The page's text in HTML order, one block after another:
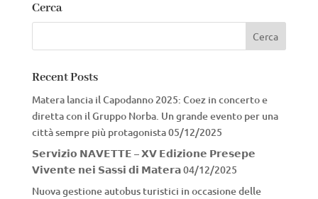
Cerca
Recent Posts
Matera lancia il Capodanno 2025: Coez in concerto e
diretta con il Gruppo Norba. Un grande evento per una
città sempre più protagonista05/12/2025
𝗦𝗲𝗿𝘃𝗶𝘇𝗶𝗼 𝗡𝗔𝗩𝗘𝗧𝗧𝗘 – 𝗫𝗩 𝗘𝗱𝗶𝘇𝗶𝗼𝗻𝗲 𝗣𝗿𝗲𝘀𝗲𝗽𝗲
𝗩𝗶𝘃𝗲𝗻𝘁𝗲 𝗻𝗲𝗶 𝗦𝗮𝘀𝘀𝗶 𝗱𝗶 𝗠𝗮𝘁𝗲𝗿𝗮04/12/2025
Nuova gestione autobus turistici in occasione delle